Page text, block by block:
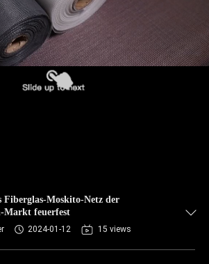
Fiberglas-Moskito-Netz der
Markt feuerfest
2024-01-12 15 views